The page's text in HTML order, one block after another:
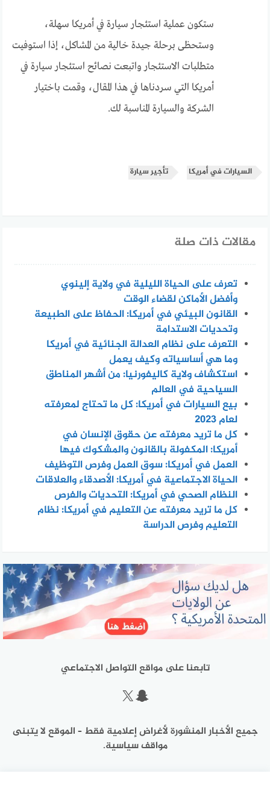
ستكون عملية استئجار سيارة في أمريكا سهلة،
وستحظى برحلة جيدة خالية من المشاكل، إذا استوفيت
متطلبات الاستئجار واتبعت نصائح استئجار سيارة في
أمريكا التي سردناها في هذا المقال، وقمت باختيار
الشركة والسيارة المناسبة لك.
السيارات في أمريكا تأجير سيارة
مقالات ذات صلة
تعرف على الحياة الليلية في ولاية إلينوي
وأفضل الأماكن لقضاء الوقت
القانون البيئي في أمريكا: الحفاظ على الطبيعة
وتحديات الاستدامة
التعرف على نظام العدالة الجنائية في أمريكا
وما هي أساسياته وكيف يعمل
استكشاف ولاية كاليفورنيا: من أشهر المناطق
السياحية في العالم
بيع السيارات في أمريكا: كل ما تحتاج لمعرفته
لعام 2023
كل ما تريد معرفته عن حقوق الإنسان في
أمريكا: المكفولة بالقانون والمشكوك فيها
العمل في أمريكا: سوق العمل وفرص التوظيف
الحياة الاجتماعية في أمريكا: الأصدقاء والعلاقات
النظام الصحي في أمريكا: التحديات والفرص
كل ما تريد معرفته عن التعليم في أمريكا: نظام
التعليم وفرص الدراسة
تابعنا على مواقع التواصل الاجتماعي
سناب شات
إكس
جميع الأخبار المنشورة لأغراض إعلامية فقط – الموقع لا يتبنى
مواقف سياسية.